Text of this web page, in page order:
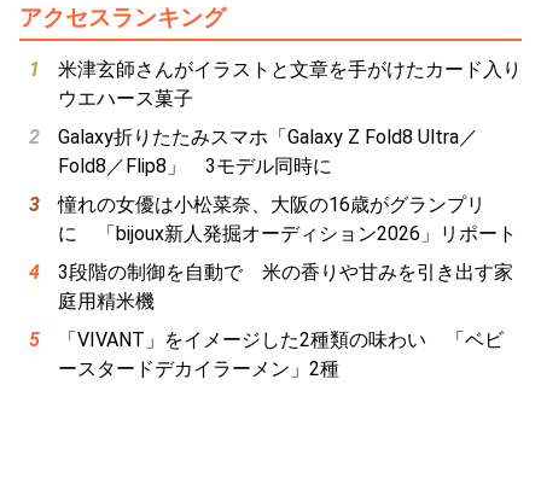
アクセスランキング
米津玄師さんがイラストと文章を手がけたカード入り
ウエハース菓子
Galaxy折りたたみスマホ「Galaxy Z Fold8 Ultra／
Fold8／Flip8」 3モデル同時に
憧れの女優は小松菜奈、大阪の16歳がグランプリ
に 「bijoux新人発掘オーディション2026」リポート
3段階の制御を自動で 米の香りや甘みを引き出す家
庭用精米機
「VIVANT」をイメージした2種類の味わい 「ベビ
ースタードデカイラーメン」2種